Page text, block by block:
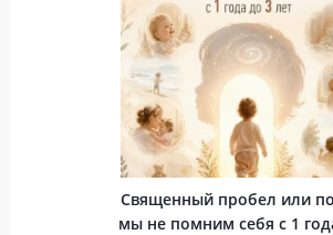
Священный пробел или
мы не помним себя с 1